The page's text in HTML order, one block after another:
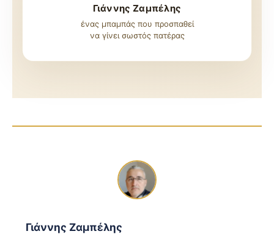
Γιάννης Ζαμπέλης
ένας μπαμπάς που προσπαθεί
να γίνει σωστός πατέρας
Γιάννης Ζαμπέλης